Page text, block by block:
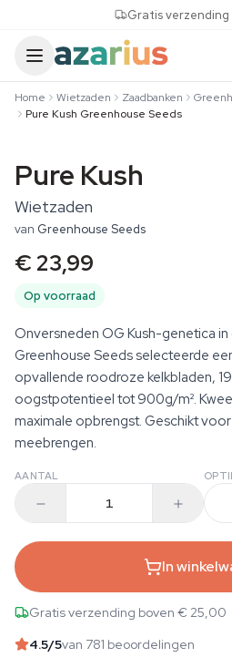
Gratis
Home Wietzaden Zaadbanken
Pure Kush Greenhouse Seeds
Pure Kush
Wietzaden
van Greenhouse Seeds
€ 23,99
Op voorraad
Onversneden OG Kush-genetica
Greenhouse Seeds selecteerde
opvallende roodroze kelkbladen,
oogstpotentieel tot 900g/m².
maximale opbrengst. Geschikt
meebrengen.
AANTAL
In
Gratis verzending boven € 25,00
4.5/5van 781 beoordelingen